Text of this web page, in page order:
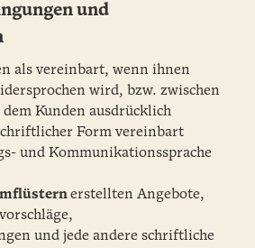
und
als vereinbart, wenn ihnen
wird, bzw. zwischen
dem Kunden ausdrücklich
Form vereinbart
und Kommunikationssprache
erstellten Angebote,
und jede andere schriftliche